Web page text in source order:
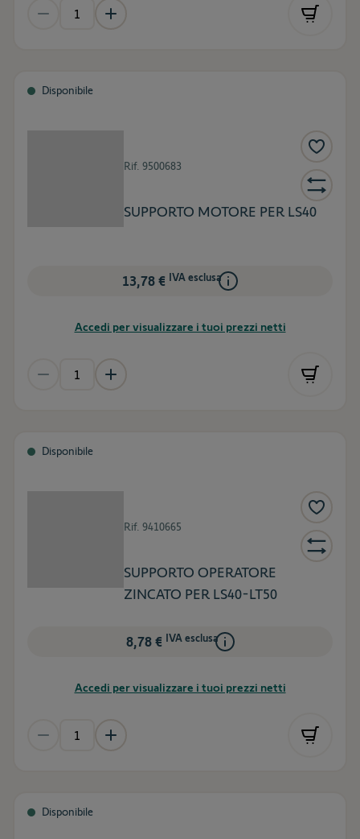
Disponibile
Rif. 9500683
SUPPORTO MOTORE PER LS40
13,78 € IVA esclusa
Accedi per visualizzare i tuoi prezzi netti
Disponibile
Rif. 9410665
SUPPORTO OPERATORE
ZINCATO PER LS40-LT50
8,78 € IVA esclusa
Accedi per visualizzare i tuoi prezzi netti
Disponibile